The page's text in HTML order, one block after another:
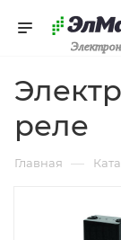
реле
Главная —